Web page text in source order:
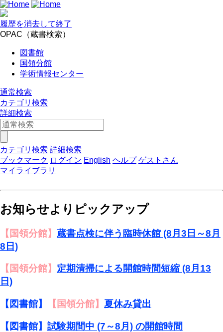
履歴を消去して終了
OPAC（蔵書検索）
図書館
国領分館
学術情報センター
通常検索
カテゴリ検索
詳細検索
カテゴリ検索 詳細検索
ブックマーク ログイン English ヘルプ ゲストさん
マイライブラリ
お知らせよりピックアップ
【国領分館】 蔵書点検に伴う臨時休館 (8月3日～8月
8日)
【国領分館】 定期清掃による開館時間短縮 (8月13
日)
【図書館】 【国領分館】 夏休み貸出
【図書館】 試験期間中 (7～8月) の開館時間